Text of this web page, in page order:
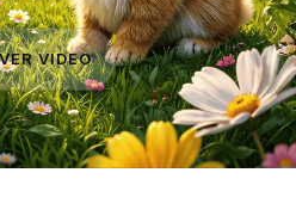
VIDEO